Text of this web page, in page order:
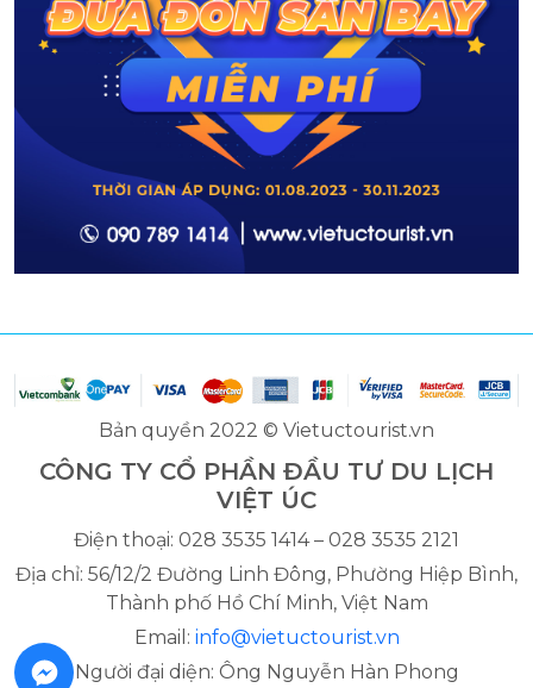
Bản quyền 2022 © Vietuctourist.vn
CÔNG TY CỔ PHẦN ĐẦU TƯ DU LỊCH
VIỆT ÚC
Điện thoại: 028 3535 1414 – 028 3535 2121
Địa chỉ: 56/12/2 Đường Linh Đông, Phường Hiệp Bình,
Thành phố Hồ Chí Minh, Việt Nam
Email: info@vietuctourist.vn
Người đại diện: Ông Nguyễn Hàn Phong